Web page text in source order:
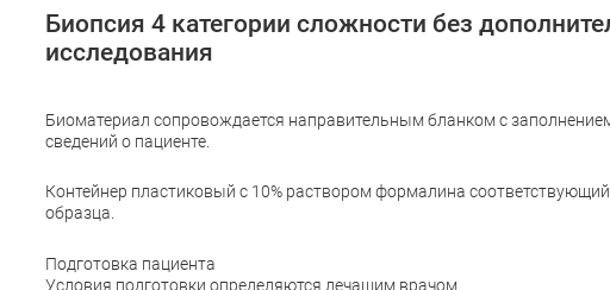
Биопсия 4 категории сложности без
исследования
Биоматериал сопровождается направительным бланком с
сведений о пациенте.
Контейнер пластиковый с 10% раствором формалина
образца.
Подготовка пациента
Условия подготовки определяются лечащим врачом.